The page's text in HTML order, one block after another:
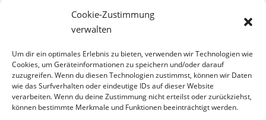
Cookie-Zustimmung
verwalten
Um dir ein optimales Erlebnis zu bieten, verwenden wir Technologien wie
Cookies, um Geräteinformationen zu speichern und/oder darauf
zuzugreifen. Wenn du diesen Technologien zustimmst, können wir Daten
wie das Surfverhalten oder eindeutige IDs auf dieser Website
verarbeiten. Wenn du deine Zustimmung nicht erteilst oder zurückziehst,
können bestimmte Merkmale und Funktionen beeinträchtigt werden.